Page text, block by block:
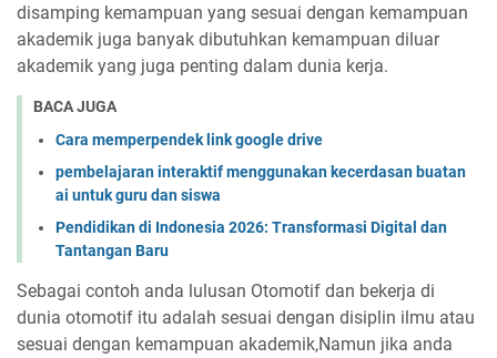
disamping kemampuan yang sesuai dengan kemampuan
akademik juga banyak dibutuhkan kemampuan diluar
akademik yang juga penting dalam dunia kerja.
BACA JUGA
Cara memperpendek link google drive
pembelajaran interaktif menggunakan kecerdasan buatan
ai untuk guru dan siswa
Pendidikan di Indonesia 2026: Transformasi Digital dan
Tantangan Baru
Sebagai contoh anda lulusan Otomotif dan bekerja di
dunia otomotif itu adalah sesuai dengan disiplin ilmu atau
sesuai dengan kemampuan akademik,Namun jika anda